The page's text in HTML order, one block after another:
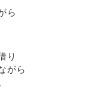
ら
り
がら